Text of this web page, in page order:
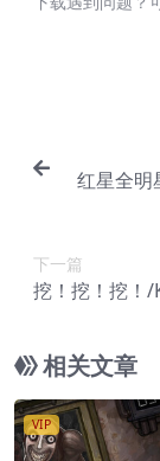
红星全明
下一篇
挖！挖！挖！
相关文章
VIP